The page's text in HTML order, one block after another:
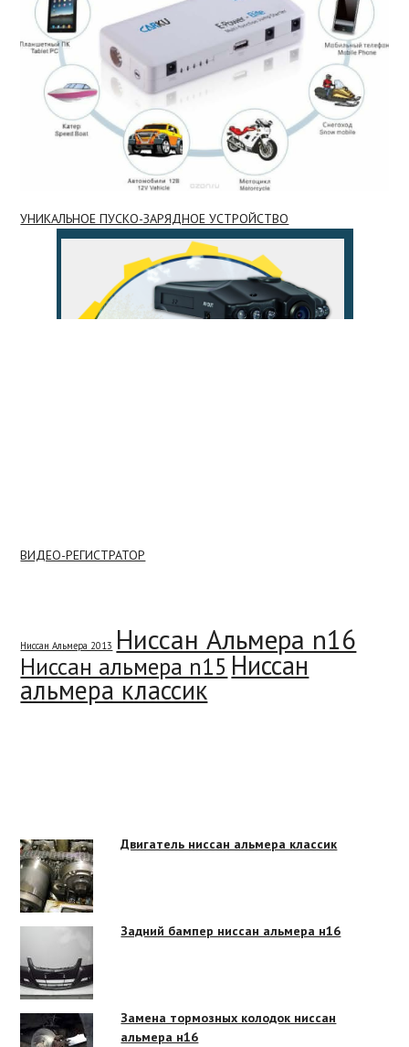
УНИКАЛЬНОЕ ПУСКО-ЗАРЯДНОЕ УСТРОЙСТВО
ВИДЕО-РЕГИСТРАТОР
Ниссан Альмера 2013 Ниссан Альмера n16
Ниссан альмера n15 Ниссан
альмера классик
Двигатель ниссан альмера классик
Задний бампер ниссан альмера н16
Замена тормозных колодок ниссан
альмера н16